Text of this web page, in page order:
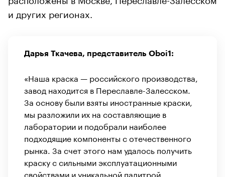
и других регионах.
Дарья Ткачева, представитель Oboi1:
«Наша краска — российского производства,
завод находится в Переславле-Залесском.
За основу были взяты иностранные краски,
мы разложили их на составляющие в
лаборатории и подобрали наиболее
подходящие компоненты с отечественного
рынка. За счет этого нам удалось получить
краску с сильными эксплуатационными
свойствами и уникальной палитрой